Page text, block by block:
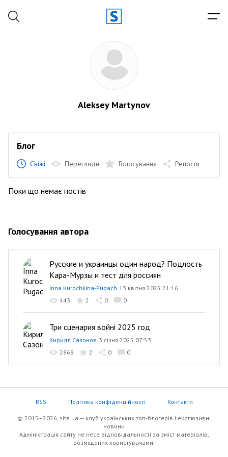
Aleksey Martynov
Блог
Свіжі Перегляди Голосування Репости
Поки що немає постів
Голосування автора
Русские и украинцы один народ? Подлость
Кара-Мурзы и тест для россиян
Inna Kurochkina-Pugach 13 квітня 2025 21:16
443
2 0 0
Три сценария войні 2025 год
Кирилл Сазонов 3 січня 2025 07:53
2869
2 0 0
RSS Політика конфіденційності Контакти
© 2015–2026, site.ua — клуб українських топ-блогерів i екслюзивнi
новини
Адміністрація сайту не несе відповідальності за зміст матеріалів,
розміщених користувачами.